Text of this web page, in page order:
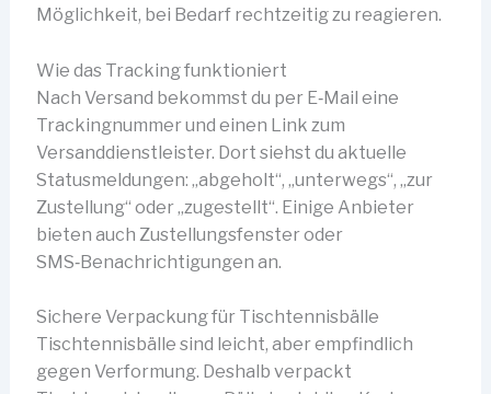
Möglichkeit, bei Bedarf rechtzeitig zu reagieren.
Wie das Tracking funktioniert
Nach Versand bekommst du per E‑Mail eine
Trackingnummer und einen Link zum
Versanddienstleister. Dort siehst du aktuelle
Statusmeldungen: „abgeholt“, „unterwegs“, „zur
Zustellung“ oder „zugestellt“. Einige Anbieter
bieten auch Zustellungsfenster oder
SMS‑Benachrichtigungen an.
Sichere Verpackung für Tischtennisbälle
Tischtennisbälle sind leicht, aber empfindlich
gegen Verformung. Deshalb verpackt